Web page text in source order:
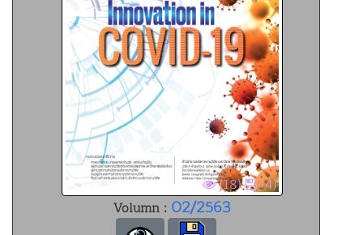
(18)
(4)
Volumn : 02/2563